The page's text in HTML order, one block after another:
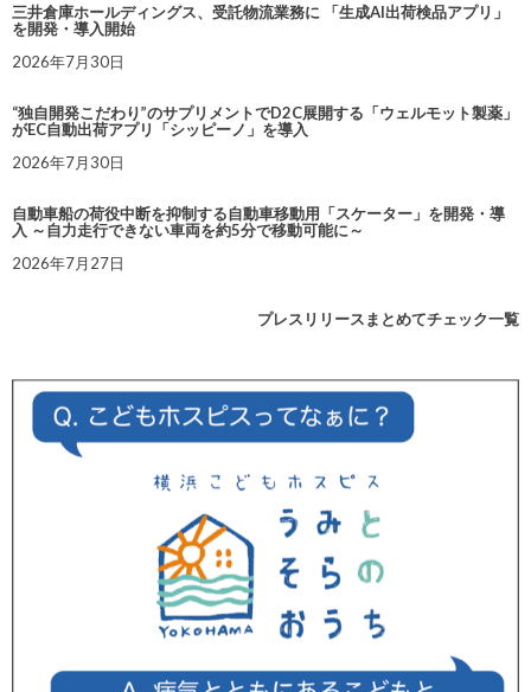
三井倉庫ホールディングス、受託物流業務に 「生成AI出荷検品アプリ」
を開発・導入開始
2026年7月30日
“独自開発こだわり”のサプリメントでD2C展開する「ウェルモット製薬」
がEC自動出荷アプリ「シッピーノ」を導入
2026年7月30日
自動車船の荷役中断を抑制する自動車移動用「スケーター」を開発・導
入 ～自力走行できない車両を約5分で移動可能に～
2026年7月27日
プレスリリースまとめてチェック一覧